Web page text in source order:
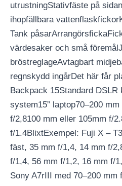
utrustningStativfäste på
ihopfällbara
Tank
värdesaker och små
bröstreglageAvtagbart
regnskydd ingårDet här får
Backpack 15Standard DSLR
system15” laptop70–200
f/2,8100 mm eller 105mm f/
f/1.4BlixtExempel: Fuji X –
fäst, 35 mm f/1,4, 14 mm f/
f/1,4, 56 mm f/1,2, 16 mm f/
Sony A7rIII med 70–200